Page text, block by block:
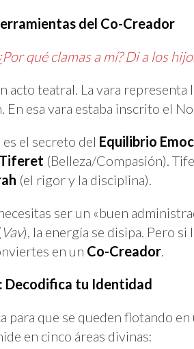
del Co-Creador
qué clamas a mí? Di a los
acto teatral. La vara representa
En esa vara estaba inscrito el
el secreto del Equilibrio
Tiferet (Belleza/Compasión).
(el rigor y la disciplina).
ser un «buen
Vav), la energía se disipa. Pero
en un Co-Creador.
Decodifica tu Identidad
para que se queden flotando
en cinco áreas divinas: